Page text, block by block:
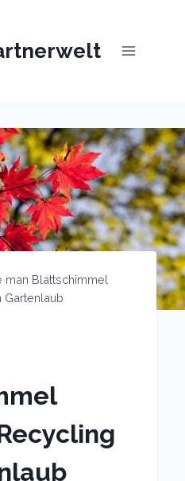
man Blattschimmel
Gartenlaub